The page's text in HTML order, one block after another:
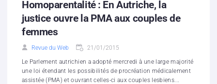
Homoparentalité : En Autriche, la
justice ouvre la PMA aux couples de
femmes
Revue du Web 21/01/2015
Le Parlement autrichien a adopté mercredi à une large majorité
une loi étendant les possibilités de procréation médicalement
assistée (PMA) et ouvrant celles-ci aux couples lesbiens...